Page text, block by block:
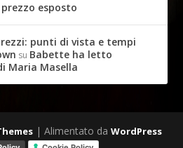
esposto
punti di vista e tempi
su Babette ha letto
Maria Masella
| Alimentato da WordPress